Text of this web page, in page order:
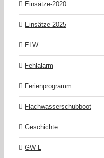
Einsätze-2020
Einsätze-2025
ELW
Fehlalarm
Ferienprogramm
Flachwasserschubboot
Geschichte
GW-L